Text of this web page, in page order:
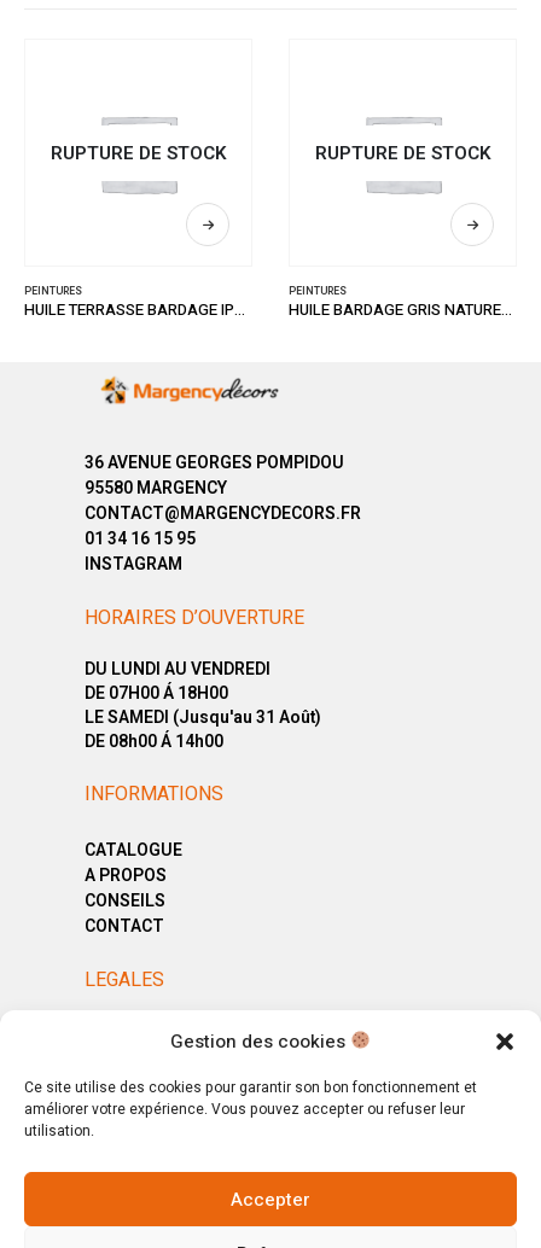
Gestion des cookies
Ce site utilise des cookies pour garantir son bon fonctionnement et
améliorer votre expérience. Vous pouvez accepter ou refuser leur
utilisation.
Accepter
RUPTURE DE STOCK
PEINTURES
HUILE TERRASSE BARDAGE IPE 1L
RUPTURE DE STOCK
PEINTURES
HUILE BARDAGE GRIS NATUREL 1L
36 AVENUE GEORGES POMPIDOU
95580 MARGENCY
CONTACT@MARGENCYDECORS.FR
01 34 16 15 95
INSTAGRAM
HORAIRES D’OUVERTURE
DU LUNDI AU VENDREDI
DE 07H00 Á 18H00
LE SAMEDI (Jusqu'au 31 Août)
DE 08h00 Á 14h00
INFORMATIONS
CATALOGUE
A PROPOS
CONSEILS
CONTACT
LEGALES
MENTIONS LÉGALES
CGV
© Copyright 2025. All Rights Reserved.